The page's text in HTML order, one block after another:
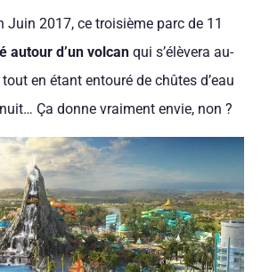
Juin 2017, ce troisième parc de 11
autour d’un volcanqui s’élèvera au-
en étant entouré de chûtes d’eau
Ça donne vraiment envie, non ?